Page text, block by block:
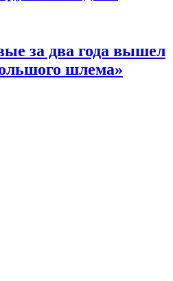
за два года вышел
шлема»